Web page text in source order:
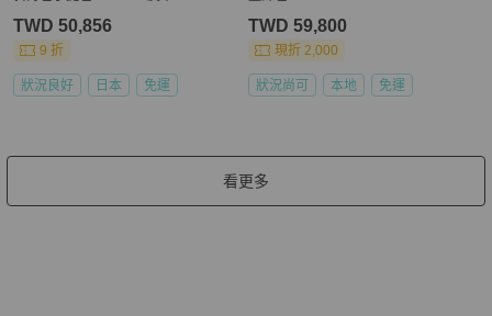
TWD 50,856
9 折
狀況良好 日本 免運
TWD 59,800
現折 2,000
狀況尚可 本地 免運
看更多